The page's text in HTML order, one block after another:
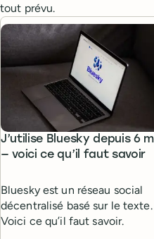
tout prévu.
J’utilise Bluesky depuis 6
— voici ce qu’il faut savoir
Bluesky est un réseau social
décentralisé basé sur le texte.
Voici ce qu’il faut savoir.